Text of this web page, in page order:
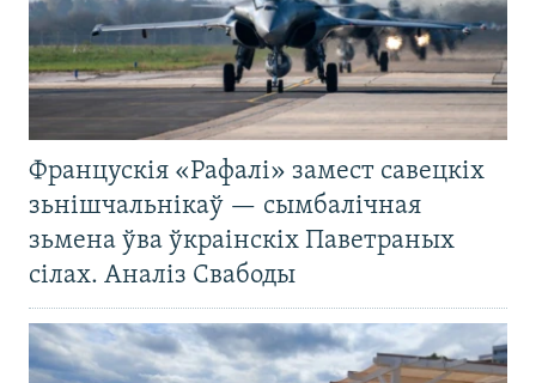
Францускія «Рафалі» замест савецкіх
зьнішчальнікаў — сымбалічная
зьмена ўва ўкраінскіх Паветраных
сілах. Аналіз Свабоды